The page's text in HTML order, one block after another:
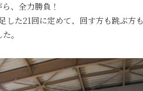
、全力勝負！
した21回に定めて、回す方も跳ぶ方も
。